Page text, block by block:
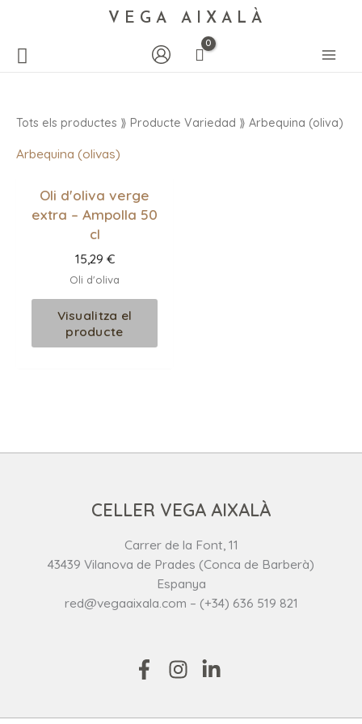
VEGA AIXALÀ
Tots els productes ⟫ Producte Variedad ⟫ Arbequina (oliva)
Arbequina (olivas)
Oli d'oliva verge
extra – Ampolla 50
cl
15,29 €
Oli d'oliva
Visualitza el
producte
CELLER VEGA AIXALÀ
Carrer de la Font, 11
43439 Vilanova de Prades (Conca de Barberà)
Espanya
red@vegaaixala.com – (+34) 636 519 821